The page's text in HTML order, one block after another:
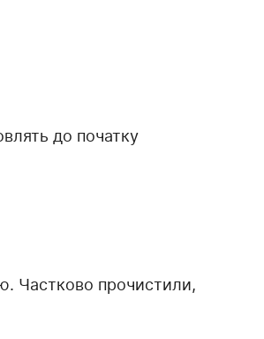
до початку
Частково прочистили,